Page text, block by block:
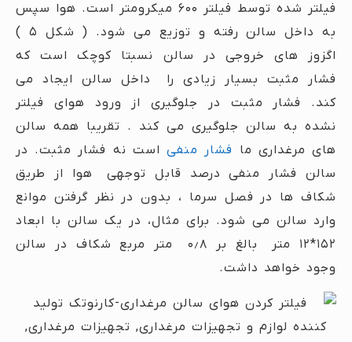
فیلتر شده توسط فیلتر ۶۰۰ میکرومتر است. هوا سپس
به داخل سالن رفته و توزیع می شود. ( شکل ۵ )
اگزوز های خروجی در سالن نسبتا کوچک است که
فشار مثبت بسیار زیادی را داخل سالن ایجاد می
کند. فشار مثبت در جلوگیری از ورود هوای فیلتر
نشده به سالن جلوگیری می کند . تقریبا همه سالن
های مرغداری ما فشار منفیاست نه فشار مثبت. در
سالن فشار منفی درصد قابل توجهی هوا از طریق
شکاف ها در فصل سرما ، بدون در نظر گرفتن موانع
وارد سالن می شود. برای مثال، در یک سالن با ابعاد
۱۵۲*۱۲ متر بالغ بر ۰٫۸ متر مربع شکاف در سالن
وجود خواهد داشت.